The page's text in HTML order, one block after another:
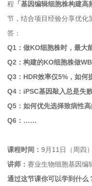
程 「基因编辑细胞株构建高
节，结合项目经验分享优化
答：
Q1：做KO细胞株时，最大
Q2：构建的KO细胞株做
Q3：HDR效率仅5%，如何
Q4：iPSC基因敲入总是失
Q5：如何优先选择致病性
Q6：……
课程时间： 9月11日（周四
讲师： 赛业生物细胞基因编
通过这节课你可以学到什么